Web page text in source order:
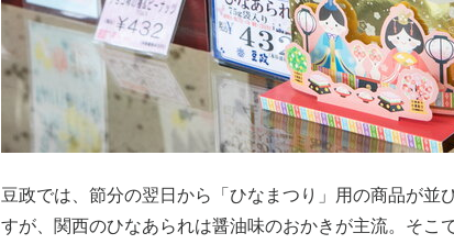
豆政では、節分の翌日から「ひなまつり」用の商品が並
すが、関西のひなあられは醤油味のおかきが主流。そこ